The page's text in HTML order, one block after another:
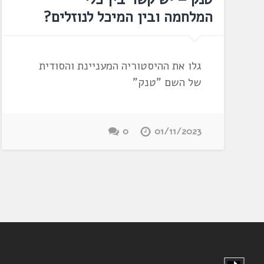
המלחמה ובין המיכל לנוזלים?
גלו את ההיסטוריה המעניינת והסודית
של השם "טנק"
01/11/2023
0